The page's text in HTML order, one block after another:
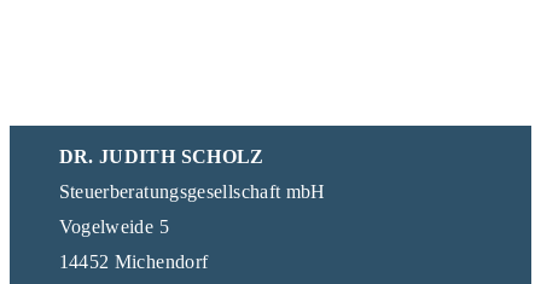
DR. JUDITH SCHOLZ
Steuerberatungsgesellschaft mbH
Vogelweide 5
14452 Michendorf